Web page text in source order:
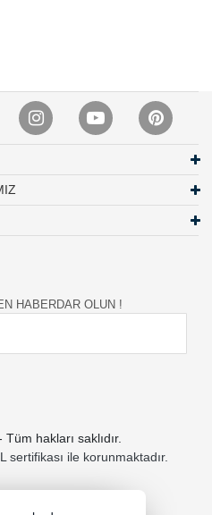
HABERDAR OLUN !
hakları saklıdır.
sertifikası ile korunmaktadır.